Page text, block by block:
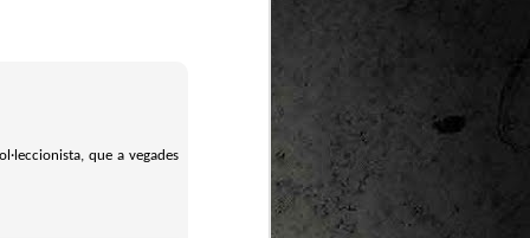
que a vegades